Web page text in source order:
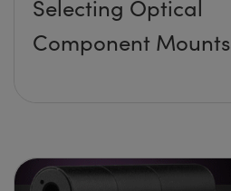
Selecting Optical
Component Mounts